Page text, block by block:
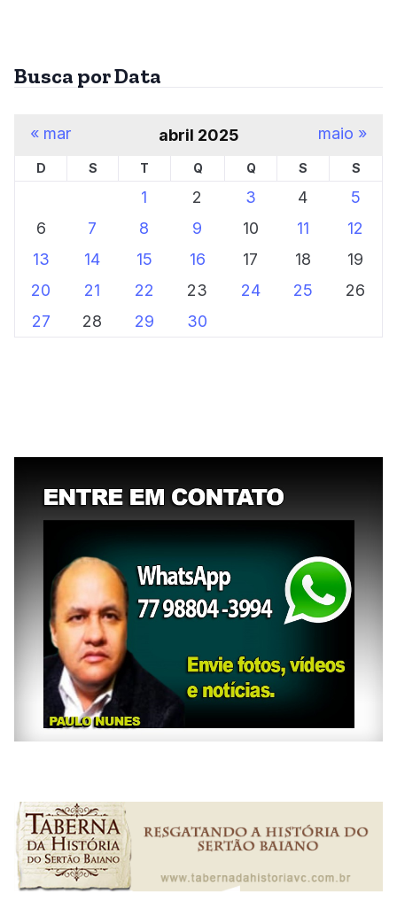
Busca por Data
abril 2025
D S T Q Q S S
1 2 3 4
5
6
7 8 9 10 11
12
13
14 15 16 17 18
19
20
21 22 23 24 25
26
27
28 29 30
« mar maio »